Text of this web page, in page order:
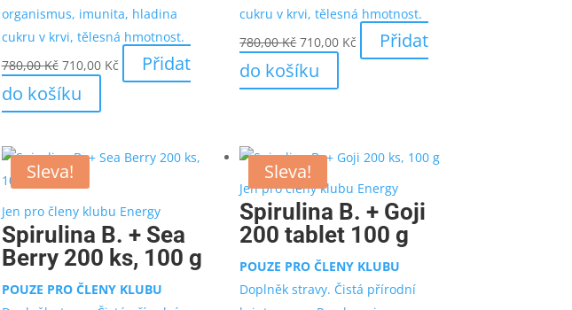
organismus, imunita, hladina
cukru v krvi, tělesná hmotnost.
780,00Kč Původní
cena
byla:
710,00 KčAktuální
cena
Přidat
do košíku
cukru v krvi, tělesná hmotnost.
780,00KčPůvodní
cena
byla:
710,00 Kč Aktuální
cena
Přidat
do košíku
Sleva!
Jen pro členy klubu Energy
Spirulina B. + Sea
Berry 200 ks, 100 g
POUZE PRO ČLENY KLUBU
Sleva!
Jen pro členy klubu Energy
Spirulina B. + Goji
200 tablet 100 g
POUZE PRO ČLENY KLUBU
Doplněk stravy. Čistá přírodní